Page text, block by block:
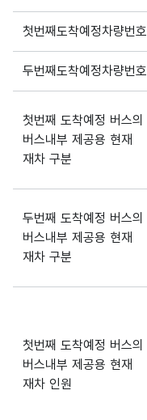
첫번째도착예정차량번호
두번째도착예정차량번호
첫번째 도착예정 버스의
버스내부 제공용 현재
재차 구분
두번째 도착예정 버스의
버스내부 제공용 현재
재차 구분
첫번째 도착예정 버스의
버스내부 제공용 현재
재차 인원